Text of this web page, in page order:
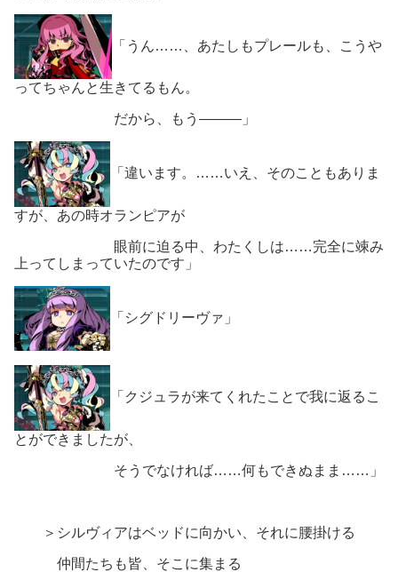
「うん……、あたしもプレールも、こうや
ってちゃんと生きてるもん。
だから、もう―――」
「違います。……いえ、そのこともありま
すが、あの時オランピアが
眼前に迫る中、わたくしは……完全に竦み
上ってしまっていたのです」
「シグドリーヴァ」
「クジュラが来てくれたことで我に返るこ
とができましたが、
そうでなければ……何もできぬまま……」
＞シルヴィアはベッドに向かい、それに腰掛ける
仲間たちも皆、そこに集まる